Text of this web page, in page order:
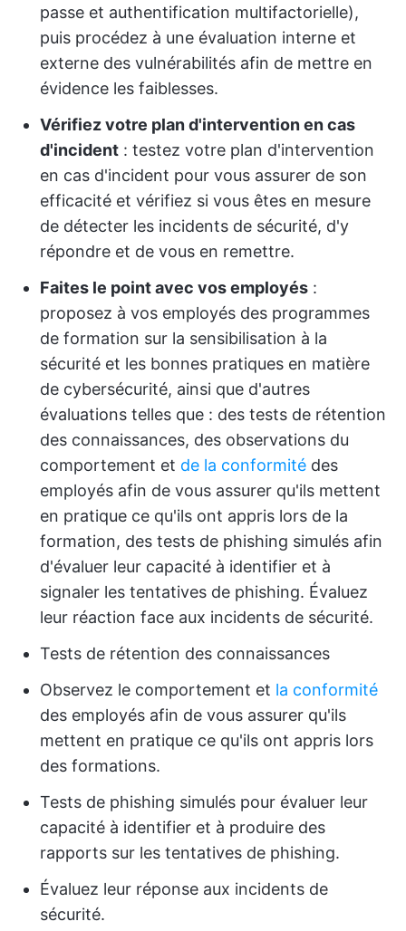
passe et authentification multifactorielle),
puis procédez à une évaluation interne et
externe des vulnérabilités afin de mettre en
évidence les faiblesses.
Vérifiez votre plan d'intervention en cas
d'incident : testez votre plan d'intervention
en cas d'incident pour vous assurer de son
efficacité et vérifiez si vous êtes en mesure
de détecter les incidents de sécurité, d'y
répondre et de vous en remettre.
Faites le point avec vos employés :
proposez à vos employés des programmes
de formation sur la sensibilisation à la
sécurité et les bonnes pratiques en matière
de cybersécurité, ainsi que d'autres
évaluations telles que : des tests de rétention
des connaissances, des observations du
comportement et de la conformité des
employés afin de vous assurer qu'ils mettent
en pratique ce qu'ils ont appris lors de la
formation, des tests de phishing simulés afin
d'évaluer leur capacité à identifier et à
signaler les tentatives de phishing. Évaluez
leur réaction face aux incidents de sécurité.
Tests de rétention des connaissances
Observez le comportement et la conformité
des employés afin de vous assurer qu'ils
mettent en pratique ce qu'ils ont appris lors
des formations.
Tests de phishing simulés pour évaluer leur
capacité à identifier et à produire des
rapports sur les tentatives de phishing.
Évaluez leur réponse aux incidents de
sécurité.